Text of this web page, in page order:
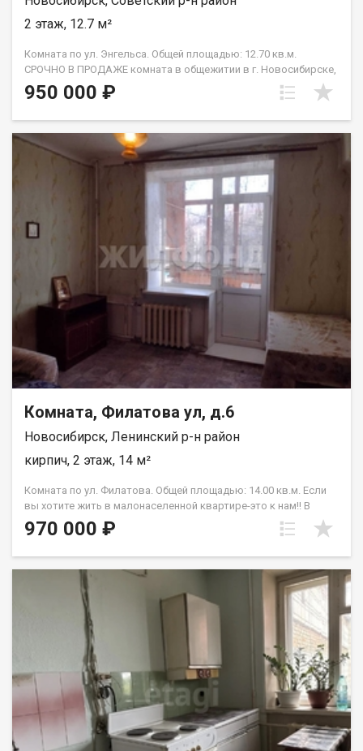
2 этаж, 12.7 м²
Комната по ул. Энгельса. Общей площадью: 12.70 кв.м.
СРОЧНО В ПРОДАЖЕ комната в общежитии в г. Новосибирске,
по адресу улица Энгельса, дом 14. Комната расположена на
втором этаже девятиэтажного здания. Теплая и светлая.
общежития расположена развитая инфраструктура. В
шаговой доступности находятся магазины, аптеки, банки.
Также рядом есть остановки общественного транспорта, что
позволит быстро добраться до любой точки города. С
документами полный порядок, быстрый выход на сделку.
ПРИГЛАШАЕМ НА ПРОСМОТР!! Рядом с объектом находятся:3
школы,5 детских садов,14 продуктовых магазинов,6
спортивных учреждений. Возможен обмен на вашу
недвижимость. Возможна продажа в рассрочку. При звонке,
пожалуйста, сообщите номер варианта - JV009054112581.
950 000 ₽
Комната, Филатова ул, д.6
Новосибирск, Ленинский р-н район
кирпич, 2 этаж, 14 м²
Комната по ул. Филатова. Общей площадью: 14.00 кв.м. Если
вы хотите жить в малонаселенной квартире-это к нам!! В
продаже комната 14 кв2 ,в 3-х ком.квартире,на комфортном 2
этаже с застекленным балконом. Комната светлая, в
пользования в удовлетворительном состоянии. Одна из
комнат закрыта,никто не проживает.Во второй комнате
проживает семейная пара. Все необходимое для проживания
в шаговой доступности. Ждем на просмотр. Рядом с
объектом находятся:1 школа,4 детских сада,7 продуктовых
магазинов,2 спортивных учреждения. Возможен обмен на
вашу недвижимость. Возможна продажа в рассрочку. При
звонке, пожалуйста, сообщите номер варианта -
JV009054108548.
970 000 ₽